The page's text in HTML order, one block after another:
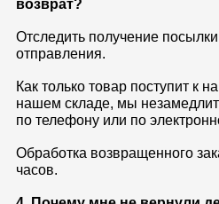
возврат?
Отследить получение
отправления.
Как только товар поступит к
нашем складе, мы
по телефону или по
Обработка возвращенного
часов.